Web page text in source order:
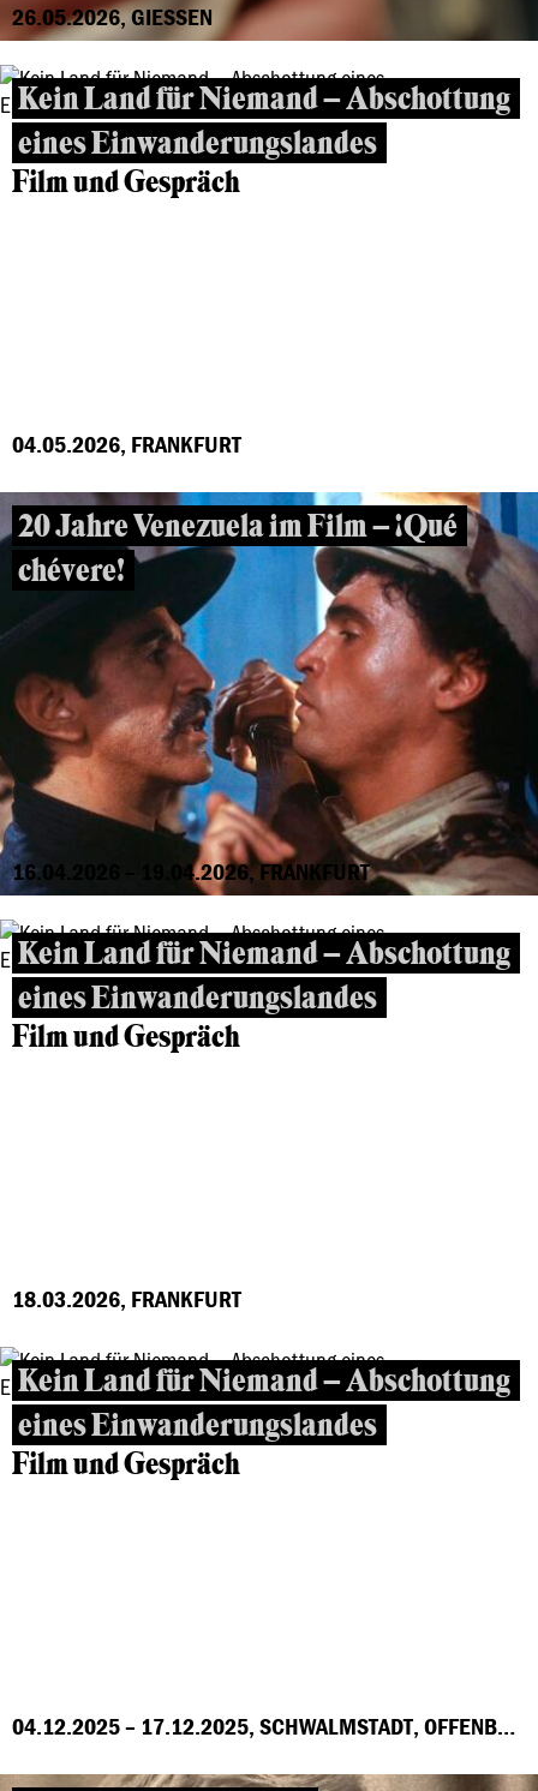
26.05.2026, GIESSEN
Kein Land für Niemand – Abschottung
eines Einwanderungslandes
Film und Gespräch
04.05.2026, FRANKFURT
20 Jahre Venezuela im Film – ¡Qué
chévere!
16.04.2026 – 19.04.2026, FRANKFURT
Kein Land für Niemand – Abschottung
eines Einwanderungslandes
Film und Gespräch
18.03.2026, FRANKFURT
Kein Land für Niemand – Abschottung
eines Einwanderungslandes
Film und Gespräch
04.12.2025 – 17.12.2025, SCHWALMSTADT, OFFENBACH, MARBURG, FRANKFURT, GROSS-GERAU, HÖCHST